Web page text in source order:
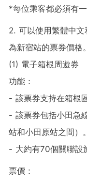
*每位乘客都必須有一
2. 可以使用繁體中
為新宿站的票券價格
(1) 電子箱根周遊券
功能：
- 該票券支持在箱根
- 該票券包括小田急
站和小田原站之間）。
- 大約有70個關聯設
票價：